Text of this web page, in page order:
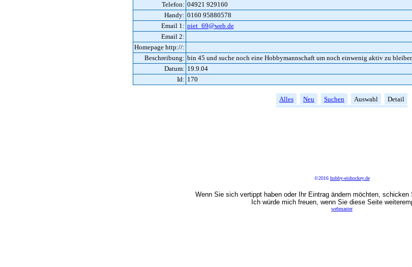
Telefon: 04921 929160
Handy: 0160 95880578
Email 1: piet_69@web.de
Email 2:
Homepage http://:
Beschreibung: bin 45 und suche noch eine Hobbymannschaft um noch einwenig aktiv zu
Datum: 19.9.04
Id: 170
Alles Neu Suchen Auswahl Detail
©2016 hobby-eishockey.de
Wenn Sie sich vertippt haben oder Ihr Eintrag ändern möchten, schicken
Ich würde mich freuen, wenn Sie diese Seite
webmaster